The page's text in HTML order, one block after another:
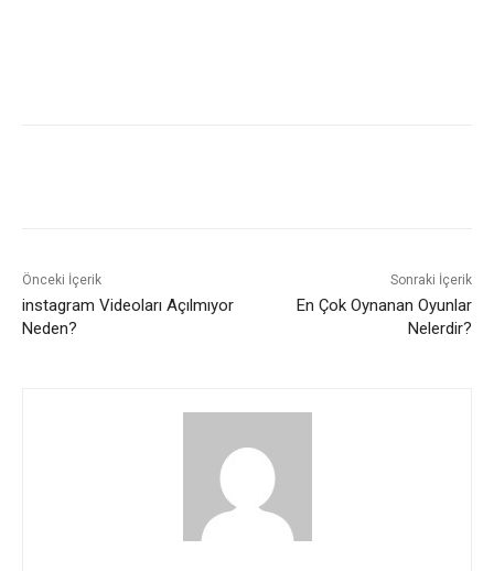
Önceki İçerik
instagram Videoları Açılmıyor
Neden?
Sonraki İçerik
En Çok Oynanan Oyunlar
Nelerdir?